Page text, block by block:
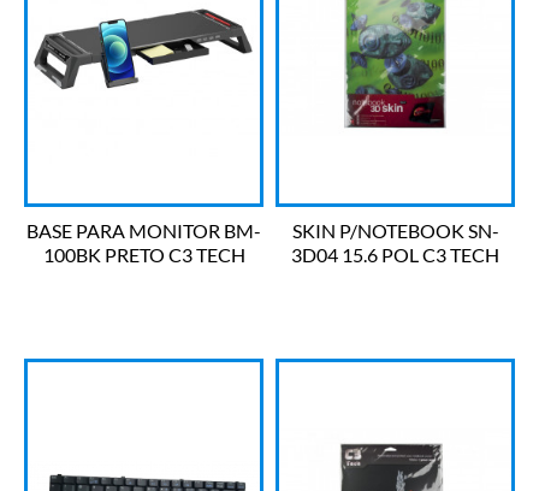
BASE PARA MONITOR BM-
100BK PRETO C3 TECH
SKIN P/NOTEBOOK SN-
3D04 15.6 POL C3 TECH